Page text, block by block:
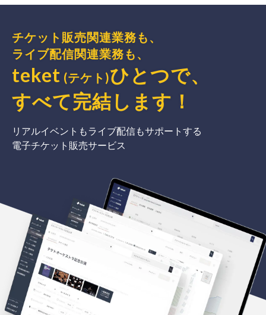
チケット販売関連業務も、
ライブ配信関連業務も、
teket (テケト)ひとつで、
すべて完結 します ！
リアルイベントもライブ配信もサポートする
電子チケット販売サービス